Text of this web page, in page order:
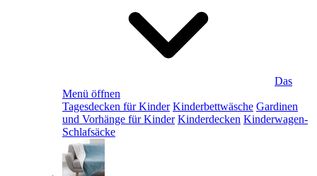
Das
Menü öffnen
Tagesdecken für Kinder Kinderbettwäsche Gardinen
und Vorhänge für Kinder Kinderdecken Kinderwagen-
Schlafsäcke